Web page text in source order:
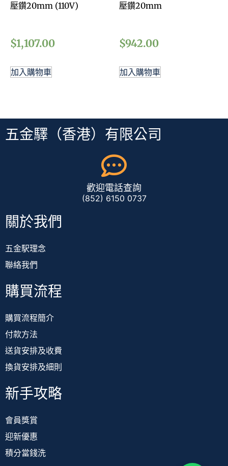
壓鑽20mm (110V)
$1,107.00
加入購物車
壓鑽20mm
$942.00
加入購物車
五金驛（香港）有限公司
歡迎電話查詢
(852) 6150 0737
關於我們
五金駅理念
聯絡我們
購買流程
購買流程簡介
付款方法
送貨安排及收費
換貨安排及細則
新手攻略
會員獎賞
迎新優惠
積分當錢洗